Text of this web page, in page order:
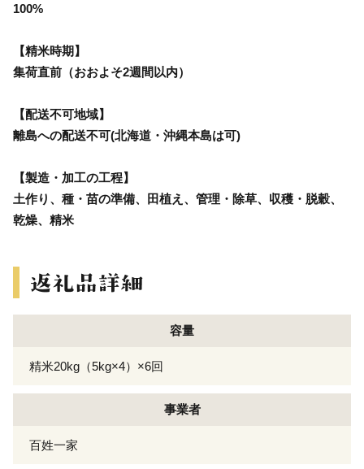
100%
【精米時期】
集荷直前（おおよそ2週間以内）
【配送不可地域】
離島への配送不可(北海道・沖縄本島は可)
【製造・加工の工程】
土作り、種・苗の準備、田植え、管理・除草、収穫・脱穀、
乾燥、精米
容量
精米20kg（5kg×4）×6回
事業者
百姓一家